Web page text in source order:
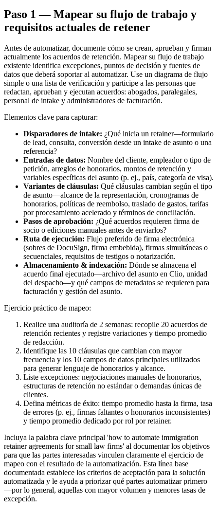
Paso 1 — Mapear su flujo de trabajo y
requisitos actuales de retener
Antes de automatizar, documente cómo se crean, aprueban y firman
actualmente los acuerdos de retención. Mapear su flujo de trabajo
existente identifica excepciones, puntos de decisión y fuentes de
datos que deberá soportar al automatizar. Use un diagrama de flujo
simple o una lista de verificación y participe a las personas que
redactan, aprueban y ejecutan acuerdos: abogados, paralegales,
personal de intake y administradores de facturación.
Elementos clave para capturar:
Disparadores de intake: ¿Qué inicia un retainer—formulario
de lead, consulta, conversión desde un intake de asunto o una
referencia?
Entradas de datos: Nombre del cliente, empleador o tipo de
petición, arreglos de honorarios, montos de retención y
variables específicas del asunto (p. ej., país, categoría de visa).
Variantes de cláusulas: Qué cláusulas cambian según el tipo
de asunto—alcance de la representación, cronogramas de
honorarios, políticas de reembolso, traslado de gastos, tarifas
por procesamiento acelerado y términos de conciliación.
Pasos de aprobación: ¿Qué acuerdos requieren firma de
socio o ediciones manuales antes de enviarlos?
Ruta de ejecución: Flujo preferido de firma electrónica
(sobres de DocuSign, firma embebida), firmas simultáneas o
secuenciales, requisitos de testigos o notarización.
Almacenamiento & indexación: Dónde se almacena el
acuerdo final ejecutado—archivo del asunto en Clio, unidad
del despacho—y qué campos de metadatos se requieren para
facturación y gestión del asunto.
Ejercicio práctico de mapeo:
Realice una auditoría de 2 semanas: recopile 20 acuerdos de
retención recientes y registre variaciones y tiempo promedio
de redacción.
Identifique las 10 cláusulas que cambian con mayor
frecuencia y los 10 campos de datos principales utilizados
para generar lenguaje de honorarios y alcance.
Liste excepciones: negociaciones manuales de honorarios,
estructuras de retención no estándar o demandas únicas de
clientes.
Defina métricas de éxito: tiempo promedio hasta la firma, tasa
de errores (p. ej., firmas faltantes o honorarios inconsistentes)
y tiempo promedio dedicado por rol por retainer.
Incluya la palabra clave principal 'how to automate immigration
retainer agreements for small law firms' al documentar los objetivos
para que las partes interesadas vinculen claramente el ejercicio de
mapeo con el resultado de la automatización. Esta línea base
documentada establece los criterios de aceptación para la solución
automatizada y le ayuda a priorizar qué partes automatizar primero
—por lo general, aquellas con mayor volumen y menores tasas de
excepción.